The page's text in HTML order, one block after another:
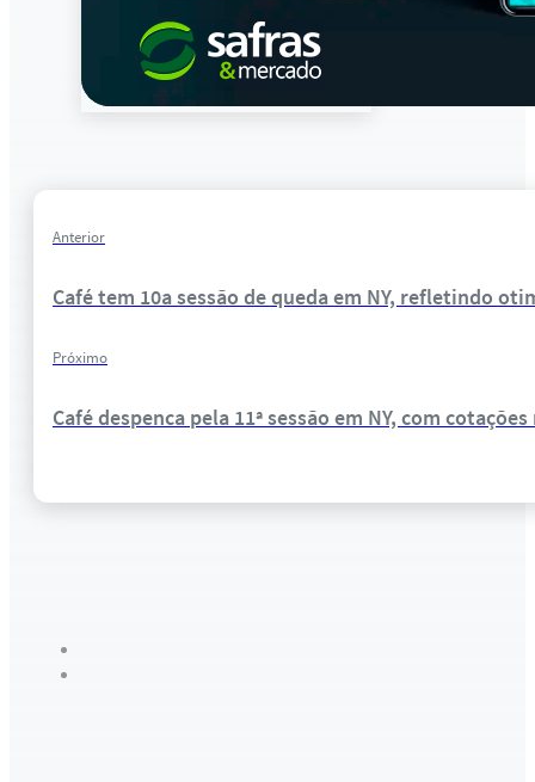
Anterior
Café tem 10a sessão de queda em NY, refletindo
Próximo
Café despenca pela 11ª sessão em NY, com